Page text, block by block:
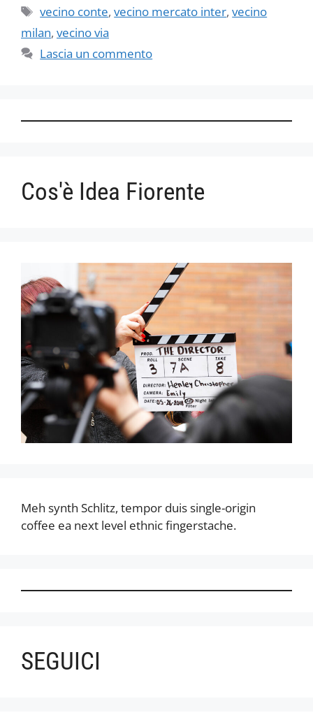
Tag
vecino conte,vecino mercato inter,vecino
milan, vecino via
Lascia un commento
Cos'è Idea Fiorente
Meh synth Schlitz, tempor duis single-origin
coffee ea next level ethnic fingerstache.
SEGUICI